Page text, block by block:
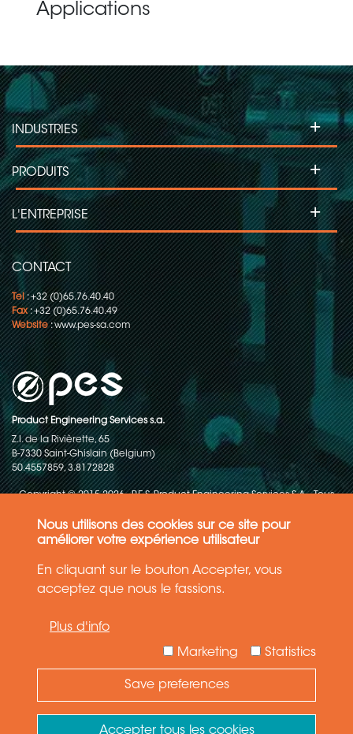
Nous utilisons des cookies sur ce site pour
améliorer votre expérience utilisateur
En cliquant sur le bouton Accepter, vous
acceptez que nous le fassions.
Plus d'info
Statistics
Marketing
Save preferences
Accepter tous les cookies
Applications
CONTACT
Tel: +32 (0)65.76.40.40
Fax: +32 (0)65.76.40.49
Website:www.pes-sa.com
Product Engineering Services s.a.
Z.I. de la Rivièrette, 65
B-7330 Saint-Ghislain (Belgium)
50.4557859, 3.8172828
INDUSTRIES +
PRODUITS +
L'ENTREPRISE +
Copyright © 2015-2026 - P.E.S. Product Engineering Services S.A. - Tous
Politique de protection des données
Conditions générales de ventes
récent de la technique. Les détails et les spécifications sont
Need Help ?
Ask your question